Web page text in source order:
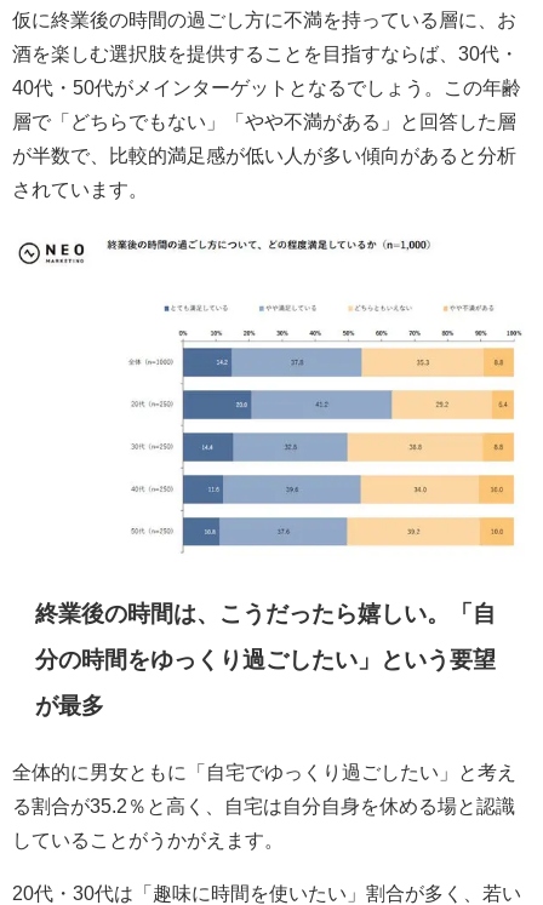
仮に終業後の時間の過ごし方に不満を持っている層に、お
酒を楽しむ選択肢を提供することを目指すならば、30代・
40代・50代がメインターゲットとなるでしょう。この年齢
層で「どちらでもない」「やや不満がある」と回答した層
が半数で、比較的満足感が低い人が多い傾向があると分析
されています。
終業後の時間は、こうだったら嬉しい。「自
分の時間をゆっくり過ごしたい」という要望
が最多
全体的に男女ともに「自宅でゆっくり過ごしたい」と考え
る割合が35.2％と高く、自宅は自分自身を休める場と認識
していることがうかがえます。
20代・30代は「趣味に時間を使いたい」割合が多く、若い